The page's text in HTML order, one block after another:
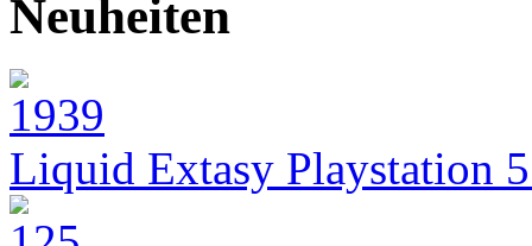
Neuheiten
Liquid Extasy Playstation